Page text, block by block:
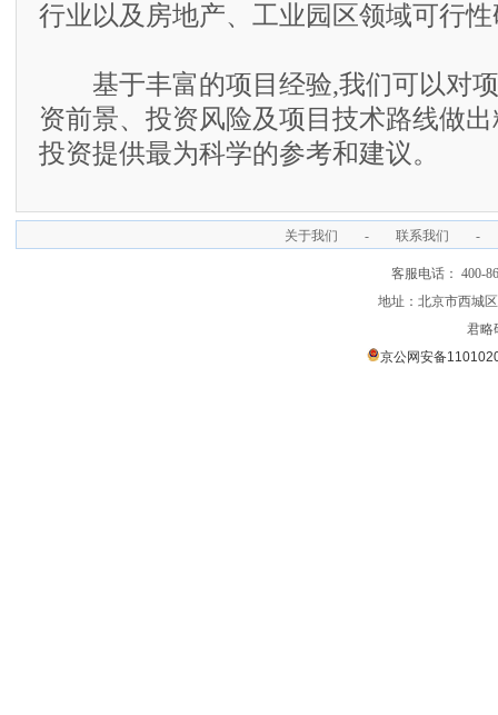
行业以及房地产、工业园区领域可行
基于丰富的项目经验,我们可以对项
资前景、投资风险及项目技术路线做
投资提供最为科学的参考和建议。
关于我们 - 联系我们 -
客服电话： 400-
地址：北京市西城
君略
京公网安备